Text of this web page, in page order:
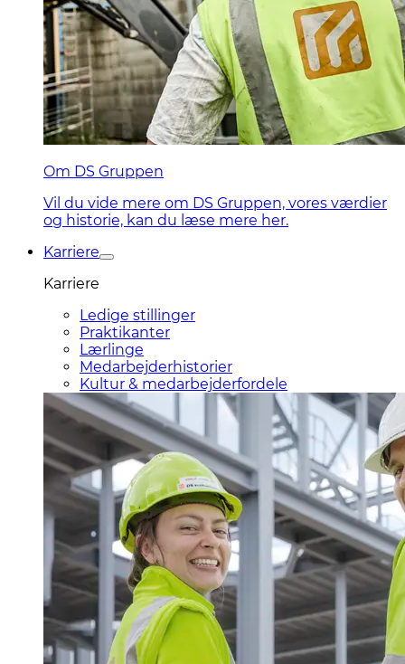
Om DS Gruppen
Vil du vide mere om DS Gruppen, vores værdier
og historie, kan du læse mere her.
Karriere
Karriere
Ledige stillinger
Praktikanter
Lærlinge
Medarbejderhistorier
Kultur & medarbejderfordele